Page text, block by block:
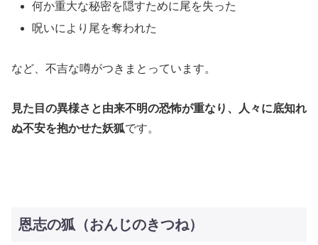
何か重大な秘密を隠すために尾を失った
呪いにより尾を奪われた
など、不吉な噂がつきまとっています。
見た目の異様さと由来不明の恐怖が重なり、人々に底知れ
ぬ不安を抱かせた妖狐です。
恩志の狐（おんじのきつね）